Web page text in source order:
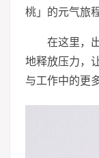
桃」的元气旅程
在这里，
地释放压力，
与工作中的更